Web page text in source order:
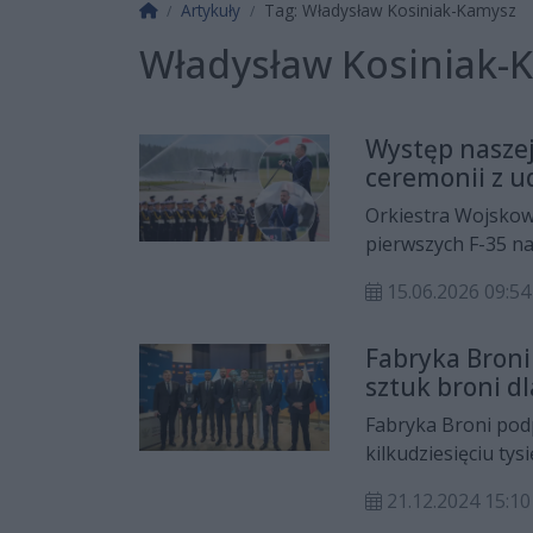
Strona główna
Artykuły Tag: Władysław Kosiniak-Kamysz
Władysław Kosiniak-
Występ
ceremonii z
Orkiestra
pierwszych F-35
15.06.2026 09:54
Fabryka
sztuk broni
Fabryka Broni
kilkudziesięciu
żołnierze.
21.12.2024 15:10